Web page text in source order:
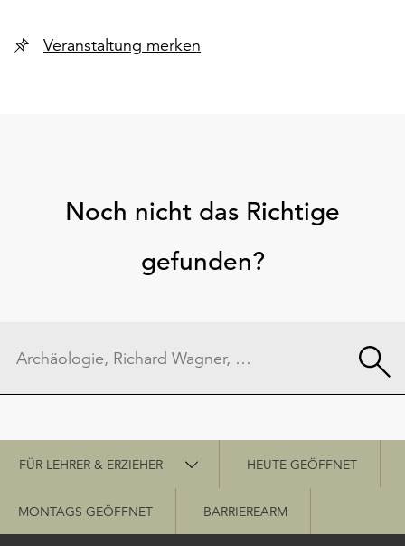
Veranstaltung merken
Noch nicht das Richtige
gefunden?
Schnellzugriff
FÜR LEHRER & ERZIEHER HEUTE GEÖFFNET
MONTAGS GEÖFFNET BARRIEREARM